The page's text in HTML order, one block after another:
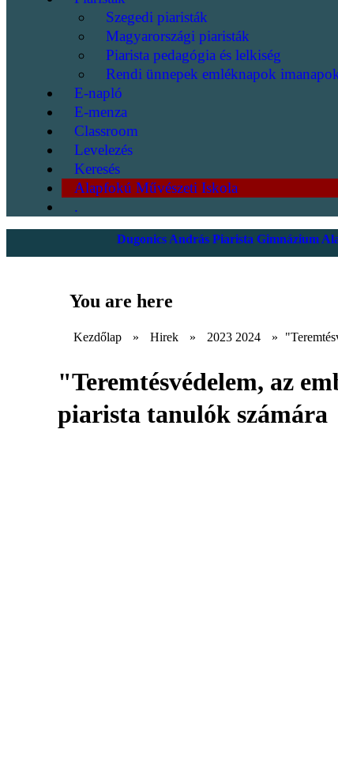
Szegedi piaristák
Magyarországi piaristák
Piarista pedagógia és lelkiség
Rendi ünnepek emléknapok
E-napló
E-menza
Classroom
Levelezés
Keresés
Alapfokú Művészeti Iskola
.
Dugonics András Piarista Gimnázium
You are here
Kezdőlap » Hirek » 2023 2024 »
"Teremtésvédelem, az
piarista tanulók számára